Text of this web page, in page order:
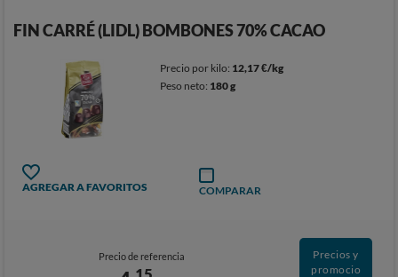
FIN CARRÉ (LIDL) BOMBONES 70% CACAO
Precio por kilo: 12,17 €/kg
Peso neto: 180 g
AGREGAR A FAVORITOS COMPARAR
Precio de referencia
Precios y
promocio